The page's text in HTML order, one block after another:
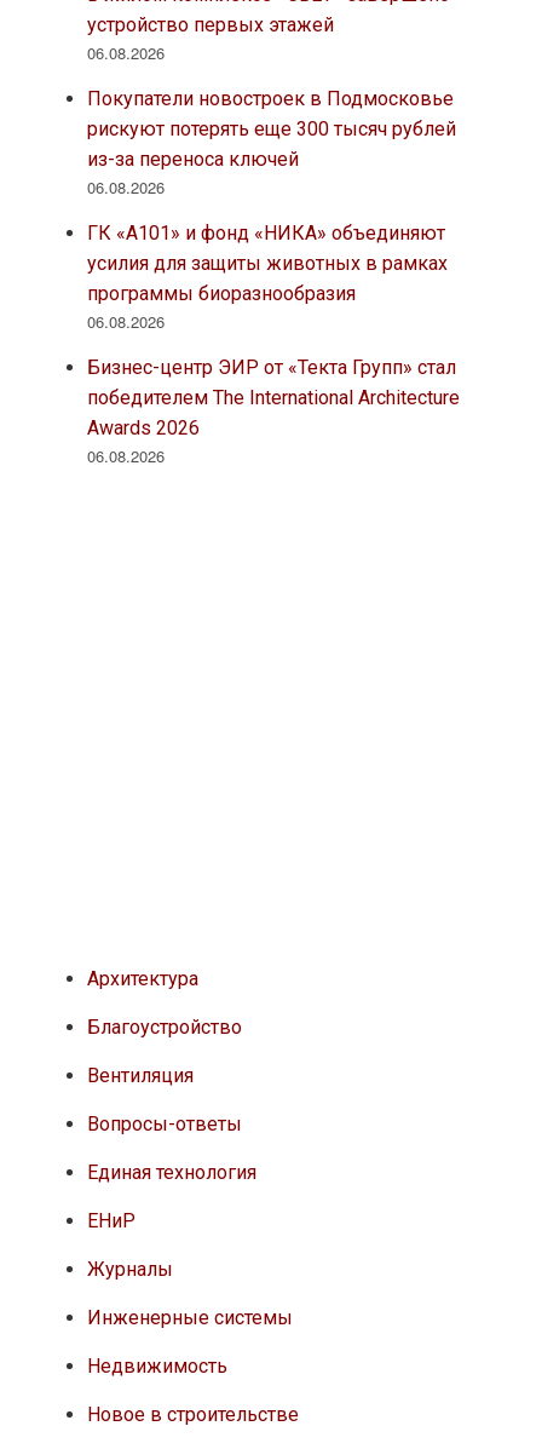
устройство первых этажей
06.08.2026
Покупатели новостроек в Подмосковье
рискуют потерять еще 300 тысяч рублей
из-за переноса ключей
06.08.2026
ГК «А101» и фонд «НИКА» объединяют
усилия для защиты животных в рамках
программы биоразнообразия
06.08.2026
Бизнес-центр ЭИР от «Текта Групп» стал
победителем The International Architecture
Awards 2026
06.08.2026
Архитектура
Благоустройство
Вентиляция
Вопросы-ответы
Единая технология
ЕНиР
Журналы
Инженерные системы
Недвижимость
Новое в строительстве